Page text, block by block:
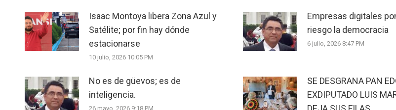
Isaac Montoya libera Zona Azul y
Satélite; por fin hay dónde
estacionarse
10 julio, 2026 10:05 PM
Empresas digitales
riesgo la democracia
6 julio, 2026 8:47 PM
No es de güevos; es de
inteligencia.
26 mayo, 2026 9:18 PM
SE DESGRANA PAN
EXDIPUTADO LUIS